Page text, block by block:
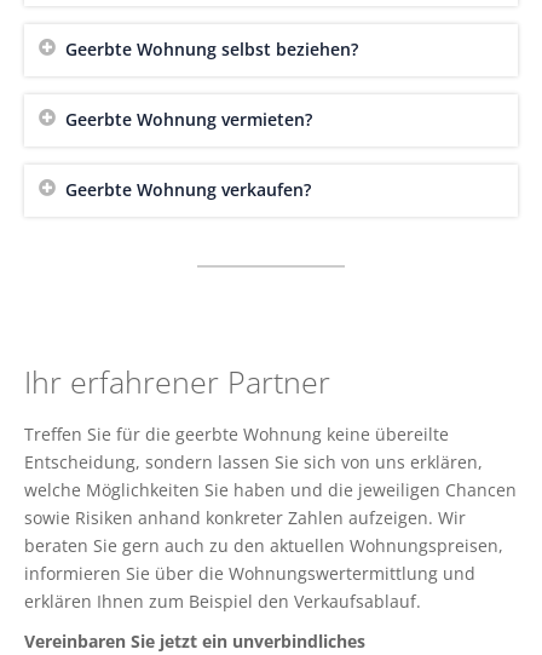
Geerbte Wohnung selbst beziehen?
Geerbte Wohnung vermieten?
Geerbte Wohnung verkaufen?
Ihr erfahrener Partner
Treffen Sie für die geerbte Wohnung keine übereilte
Entscheidung, sondern lassen Sie sich von uns erklären,
welche Möglichkeiten Sie haben und die jeweiligen Chancen
sowie Risiken anhand konkreter Zahlen aufzeigen. Wir
beraten Sie gern auch zu den aktuellen Wohnungspreisen,
informieren Sie über die Wohnungswertermittlung und
erklären Ihnen zum Beispiel den Verkaufsablauf.
Vereinbaren Sie jetzt ein unverbindliches